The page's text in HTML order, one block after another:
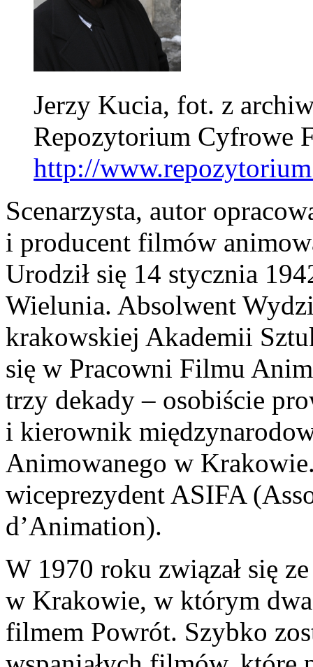
Jerzy Kucia, fot. z
Repozytorium Cyfrowe
http://
Scenarzysta, autor
i producent filmów
Urodził się 14 stycznia
Wielunia. Absolwent
krakowskiej Akademii
się w Pracowni Filmu
trzy dekady – osobiście
i kierownik
Animowanego w
wiceprezydent ASIFA
d’Animation).
W 1970 roku związał się
w Krakowie, w którym
filmem Powrót. Szybko